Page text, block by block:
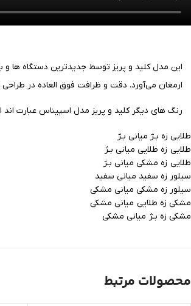
این مدل کلید و پریز توسط جدیدترین دستگاه ها و
ارمغان می‌آورد. دقت و ظرافت فوق العاده در
رنگ های دیگر کلید و پریز مدل اسپیناس عبارت اند
طلایی زه بـژ میانی بـژ
طلایی زه طلایی میانی بـژ
طلایی زه مشکی میانی بـژ
سیلور زه سفید میانی سفید
سیلور زه مشکی میانی مشکی
مشکی زه طلایی میانی مشکی
مشکی زه بـژ میانی مشکی
محصولات مرتبط